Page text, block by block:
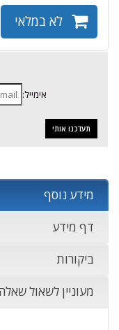
לא במלאי
אימייל:
מידע נוסף
דף מידע
ביקורות
מעוניין לשאול